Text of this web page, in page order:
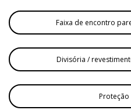
Faixa de encontro
Divisória /